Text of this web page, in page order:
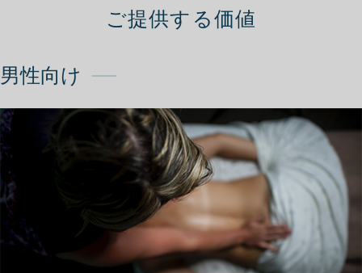
ご提供する価値
男性向け